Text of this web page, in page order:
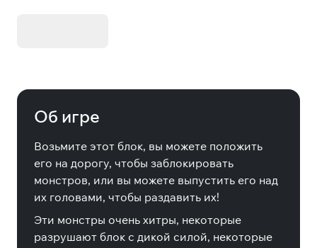
Об игре
Возьмите этот блок, вы можете положить
его на дорогу, чтобы заблокировать
монстров, или вы можете выпустить его над
их головами, чтобы раздавить их!
Эти монстры очень хитры, некоторые
разрушают блок с дикой силой, некоторые